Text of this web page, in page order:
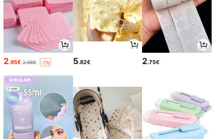
2.95€ 2.98€ -1% 5.82€ 2.75€